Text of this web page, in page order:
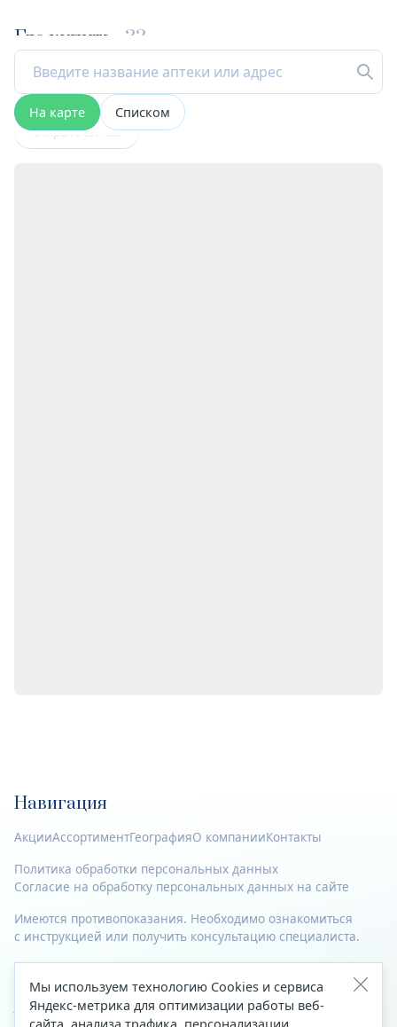
Где купить 33
На карте Списком
Открыта сейчас
Навигация
АкцииАссортиментГеографияО компанииКонтакты
Политика обработки персональных данных
Согласие на обработку персональных данных на сайте
Имеются противопоказания. Необходимо ознакомиться
с инструкцией или получить консультацию специалиста.
© 2023—2026 Все права защищены.
Адрес
Мы используем технологию Cookies и сервиса
Яндекс-метрика для оптимизации работы веб-